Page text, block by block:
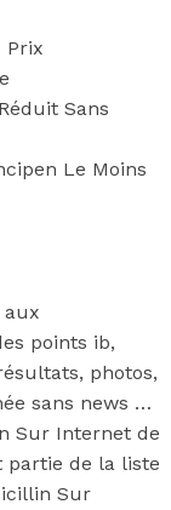
Prix
Sans
Le Moins
aux
points ib,
photos,
sans news …
Sur Internet de
partie de la liste
Sur